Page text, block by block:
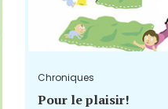
Chroniques
Pour le plaisir!